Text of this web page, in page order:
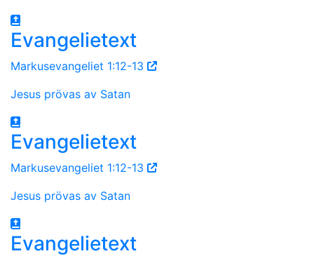
Evangelietext
Markusevangeliet 1:12-13
Jesus prövas av Satan
Evangelietext
Markusevangeliet 1:12-13
Jesus prövas av Satan
Evangelietext